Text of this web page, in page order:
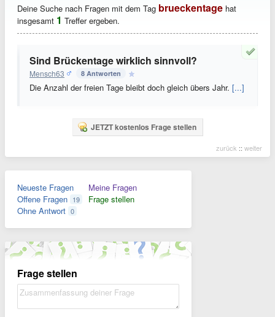
Deine Suche nach Fragen mit dem Tag brueckentage hat
insgesamt 1 Treffer ergeben.
Sind Brückentage wirklich sinnvoll?
Mensch63 8 Antworten
Die Anzahl der freien Tage bleibt doch gleich übers Jahr. [...]
JETZT kostenlos Frage stellen
zurück :: weiter
Neueste Fragen
Offene Fragen 19
Ohne Antwort 0
Meine Fragen
Frage stellen
Frage stellen